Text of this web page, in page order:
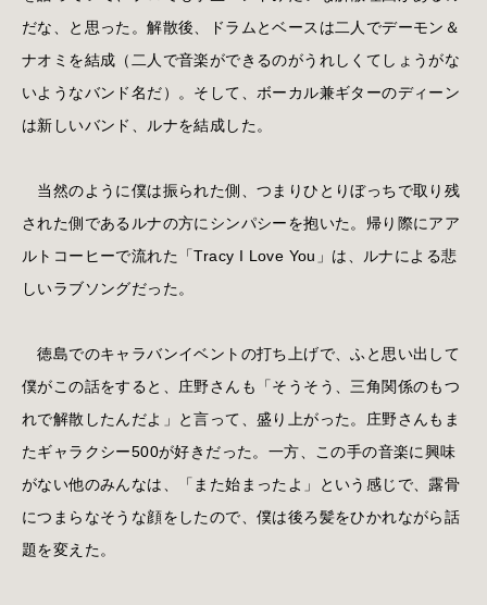
だな、と思った。解散後、ドラムとベースは二人でデーモン＆
ナオミを結成（二人で音楽ができるのがうれしくてしょうがな
いようなバンド名だ）。そして、ボーカル兼ギターのディーン
は新しいバンド、ルナを結成した。
当然のように僕は振られた側、つまりひとりぼっちで取り残
された側であるルナの方にシンパシーを抱いた。帰り際にアア
ルトコーヒーで流れた「Tracy I Love You」は、ルナによる悲
しいラブソングだった。
徳島でのキャラバンイベントの打ち上げで、ふと思い出して
僕がこの話をすると、庄野さんも「そうそう、三角関係のもつ
れで解散したんだよ」と言って、盛り上がった。庄野さんもま
たギャラクシー500が好きだった。一方、この手の音楽に興味
がない他のみんなは、「また始まったよ」という感じで、露骨
につまらなそうな顔をしたので、僕は後ろ髪をひかれながら話
題を変えた。